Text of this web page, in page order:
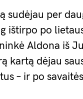
sudėjau per
ištirpo po
Aldona iš
kartą dėjau
– ir po